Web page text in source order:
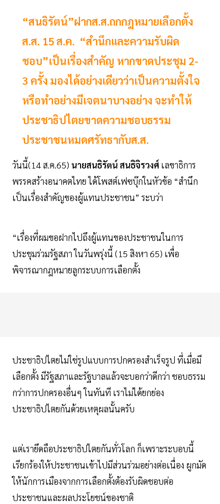
“สนธิรัตน์”ฝากส.ส.ถกกฎหมายเลือกตั้ง
ส.ส. 15 ส.ค. “สำนึกและความรับผิด
ชอบ”เป็นเรื่องสำคัญ หากขาดประชุม 2-
3 ครั้ง มองได้อย่างเดียวว่าเป็นความตั้งใจ
หรือทำอย่างมีเจตนาบางอย่าง จะทำให้
ประชาธิปไตยขาดความชอบธรรม
ประชาชนหมดศรัทธากับส.ส.
วันนี้(14 ส.ค.65) นายสนธิรัตน์ สนธิจิรวงศ์ เลขาธิการ
พรรคสร้างอนาคตไทย ได้โพสต์เฟซบุ๊กในหัวข้อ “สำนึก
เป็นเรื่องสำคัญของผู้แทนประชาชน” ระบว่า
“เรื่องที่ผมขอฝากไปถึงผู้แทนของประชาชนในการ
ประชุมร่วมรัฐสภา ในวันพรุ่งนี้ (15 สิงหา 65) เพื่อ
พิจารณากฎหมายลูกระบบการเลือกตั้ง
ประชาธิปไตยไม่ใช่รูปแบบการปกครองสำเร็จรูป ที่เมื่อมี
เลือกตั้ง มีรัฐสภาและรัฐบาลแล้วจะบอกว่าดีกว่า ชอบธรรม
กว่าการปกครองอื่นๆ ในทันที เราไม่ได้ยกย่อง
ประชาธิปไตยกันด้วยเหตุผลนั้นครับ
แต่เรายึดถือประชาธิปไตยกันทั่วโลก ก็เพราะระบอบนี้
เรียกร้องให้ประชาชนเข้าไปมีส่วนร่วมอย่างต่อเนื่อง ผูกมัด
ให้นักการเมืองจากการเลือกตั้งต้องรับผิดชอบต่อ
ประชาชนและผลประโยชน์ของชาติ